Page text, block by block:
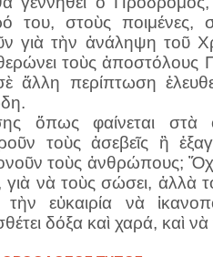
του, στοὺς ποιμένες,
γιὰ τὴν ἀνάληψη τοῦ
τοὺς
ἄλλη περίπτωση
ὅπως φαίνεται στὰ
τοὺς ἀσεβεῖς ἢ
τοὺς ἀνθρώπους;
γιὰ νὰ τοὺς σώσει, ἀλλὰ
τὴν εὐκαιρία νὰ
δόξα καὶ χαρά, καὶ